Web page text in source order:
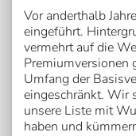
Vor anderthalb
eingeführt.
vermehrt auf die
Premiumversionen
Umfang der
eingeschränkt. Wir
unsere Liste mit
haben und